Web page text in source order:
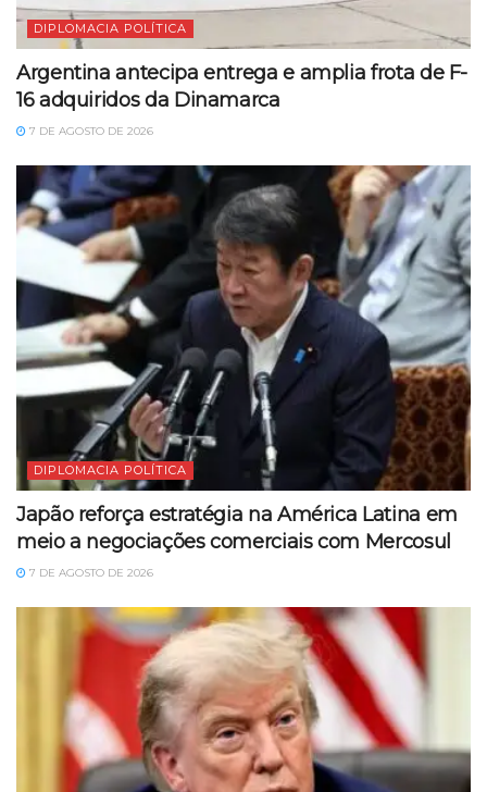
DIPLOMACIA POLÍTICA
Argentina antecipa entrega e amplia frota de F-
16 adquiridos da Dinamarca
7 DE AGOSTO DE 2026
DIPLOMACIA POLÍTICA
Japão reforça estratégia na América Latina em
meio a negociações comerciais com Mercosul
7 DE AGOSTO DE 2026